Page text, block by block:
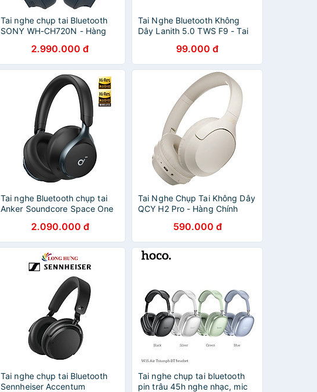
Tai nghe chụp tai Bluetooth
SONY WH-CH720N - Hàng
2.990.000 đ
Tai Nghe Bluetooth Không
Dây Lanith 5.0 TWS F9 - Tai
Nghe Bluetooth Nhét Tai Kiểu
Dáng Độc Đáo, Nhỏ Gọn - Âm
Thanh Mềm Mượt, Thoải Mái,
Không Làm Nhức Tai - Hàng
Nhập Khẩu - TAI000F9B
99.000 đ
Tai nghe Bluetooth chụp tai
Anker Soundcore Space One
2.090.000 đ
Tai Nghe Chụp Tai Không Dây
QCY H2 Pro - Hàng Chính
590.000 đ
Tai nghe chụp tai Bluetooth
Sennheiser Accentum
Tai nghe chụp tai bluetooth
pin trâu 45h nghe nhạc, mic